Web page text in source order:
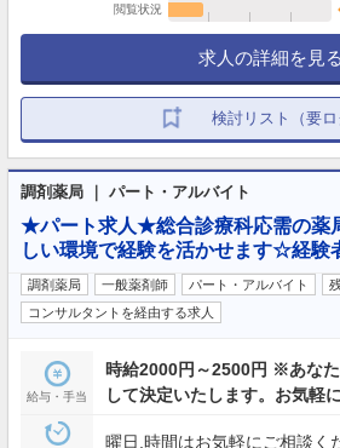
閲覧状況
求人の詳細を見る
検討リスト（要ロ
調剤薬局 ｜ パート・アルバイト
★パート求人★総合診療科応需の薬
しい環境で経験を活かせます☆経験
調剤薬局 一般薬剤師 パート・アルバイト
コンサルタントを経由する求人
給与・手当
時給2000円～2500円 ※あな
して決定いたします。お気軽
曜日,時間はお気軽にご相談く